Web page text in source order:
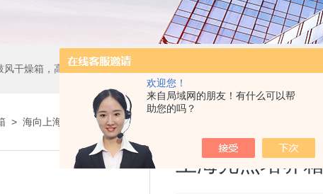
欢迎您！
来自局域网的朋友！有什么可以帮
助您的吗？
，高温烘箱，二氧化碳培养箱、生化培养箱、三气培养箱、恒温恒湿箱、高低温试验箱
> 海向上海光照培养箱
上海光照培养箱